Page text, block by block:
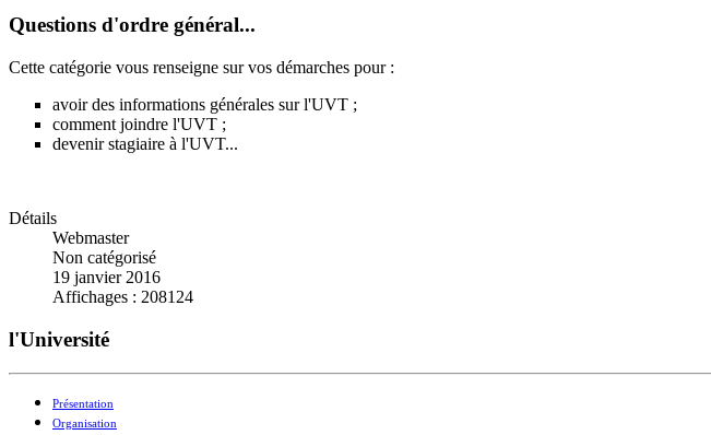
Questions d'ordre général...
Cette catégorie vous renseigne sur vos démarches pour :
avoir des informations générales sur l'UVT ;
comment joindre l'UVT ;
devenir stagiaire à l'UVT...
Détails
Webmaster
Non catégorisé
19 janvier 2016
Affichages : 208124
l'Université
Présentation
Organisation